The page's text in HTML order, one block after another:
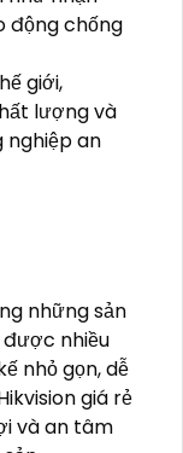
động chống
giới,
lượng và
an
những sản
nhiều
nhỏ gọn, dễ
giá rẻ
và an tâm